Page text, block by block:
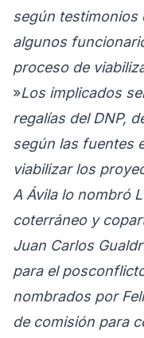
según testimonios
algunos
proceso de
»Los implicados
regalías del DNP,
según las fuentes
viabilizar los
A Ávila lo nombró
coterráneo y
Juan Carlos
para el
nombrados por
de comisión para